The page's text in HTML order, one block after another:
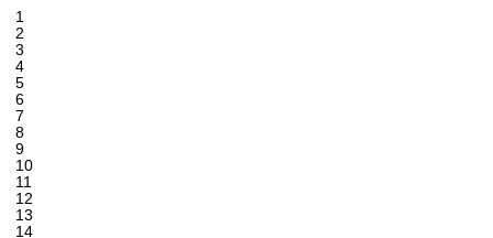
1
2
3
4
5
6
7
8
9
10
11
12
13
14